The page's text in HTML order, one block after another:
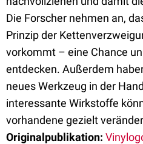
Die Forscher nehmen an,
Prinzip der
vorkommt – eine Chance
entdecken. Außerdem
neues Werkzeug in der
interessante Wirkstoffe
vorhandene gezielt
Originalpublikation: